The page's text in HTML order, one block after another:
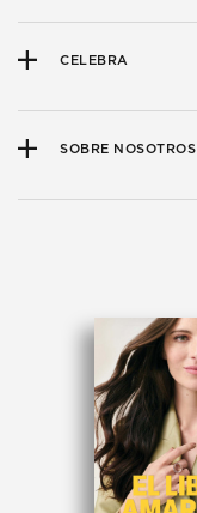
CELEBRA
SOBRE NOSOTROS